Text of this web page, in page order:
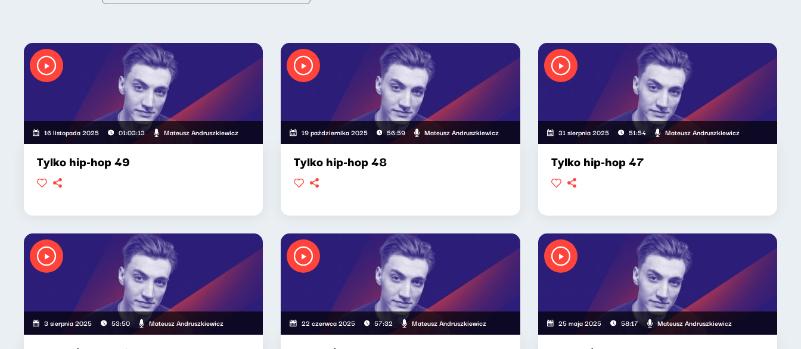
16 listopada 2025 01:03:13 Mateusz Andruszkiewicz
Tylko hip-hop 49
19 października 2025 56:59 Mateusz Andruszkiewicz
Tylko hip-hop 48
31 sierpnia 2025 51:54 Mateusz Andruszkiewicz
Tylko hip-hop 47
3 sierpnia 2025 53:50 Mateusz Andruszkiewicz 22 czerwca 2025 57:32 Mateusz Andruszkiewicz 25 maja 2025 58:17 Mateusz Andruszkiewicz